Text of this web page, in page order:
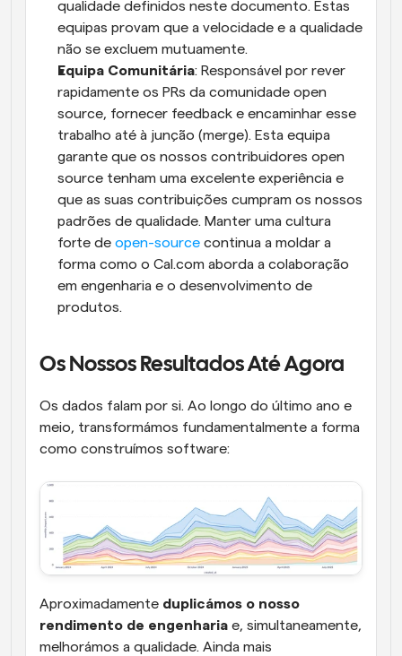
qualidade definidos neste documento. Estas
equipas provam que a velocidade e a qualidade
não se excluem mutuamente.
Equipa Comunitária: Responsável por rever
rapidamente os PRs da comunidade open
source, fornecer feedback e encaminhar esse
trabalho até à junção (merge). Esta equipa
garante que os nossos contribuidores open
source tenham uma excelente experiência e
que as suas contribuições cumpram os nossos
padrões de qualidade. Manter uma cultura
forte de open-source continua a moldar a
forma como o Cal.com aborda a colaboração
em engenharia e o desenvolvimento de
produtos.
Os Nossos Resultados Até Agora
Os dados falam por si. Ao longo do último ano e
meio, transformámos fundamentalmente a forma
como construímos software:
Aproximadamente duplicámos o nosso
rendimento de engenharia e, simultaneamente,
melhorámos a qualidade. Ainda mais